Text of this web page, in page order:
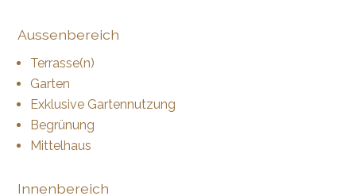
Aussenbereich
Terrasse(n)
Garten
Exklusive Gartennutzung
Begrünung
Mittelhaus
Innenbereich